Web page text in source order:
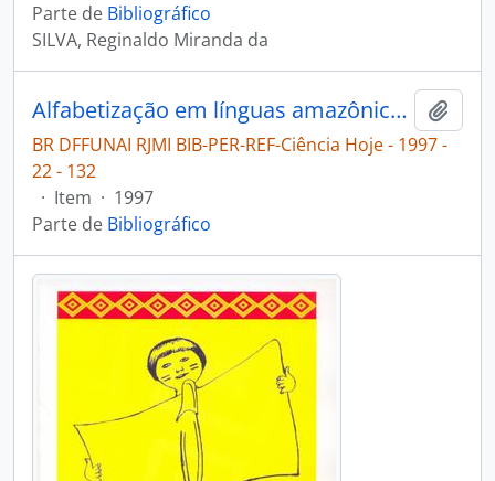
Parte de Bibliográfico
SILVA, Reginaldo Miranda da
Alfabetização em línguas amazônicas [Ciência Hoje]
BR DFFUNAI RJMI BIB-PER-REF-Ciência Hoje - 1997 -
22 - 132
· Item · 1997
Parte de Bibliográfico